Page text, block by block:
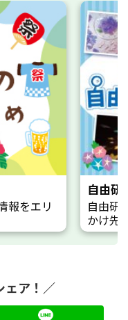
報をエリ
自由研
自由研
かけ先
ェア！／